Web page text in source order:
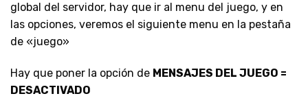
global del servidor, hay que ir al menu del juego, y en
las opciones, veremos el siguiente menu en la pestaña
de «juego»
Hay que poner la opción de MENSAJES DEL JUEGO =
DESACTIVADO